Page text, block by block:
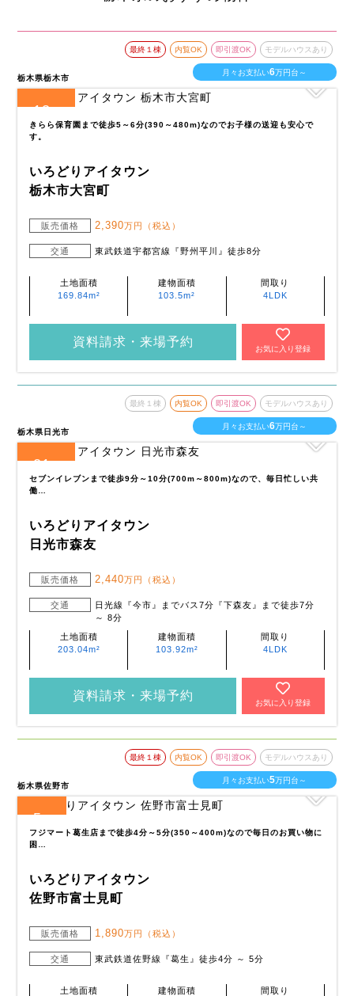
栃木県栃木市
最終１棟 内覧OK 即引渡OK モデルハウスあり
月々お支払い6万円台～
13
きらら保育園まで徒歩5～6分(390～480m)なのでお子様の送迎も安心で
す。
いろどりアイタウン
栃木市大宮町
販売価格 2,390万円（税込）
交通 東武鉄道宇都宮線『野州平川』徒歩8分
土地面積
169.84m²
建物面積
103.5m²
間取り
4LDK
資料請求・来場予約
お気に入り登録
栃木県日光市
最終１棟 内覧OK 即引渡OK モデルハウスあり
月々お支払い6万円台～
21
セブンイレブンまで徒歩9分～10分(700m～800m)なので、毎日忙しい共
働…
いろどりアイタウン
日光市森友
販売価格 2,440万円（税込）
交通
日光線『今市』までバス7分『下森友』まで徒歩7分
～ 8分
土地面積
203.04m²
建物面積
103.92m²
間取り
4LDK
資料請求・来場予約
お気に入り登録
栃木県佐野市
最終１棟 内覧OK 即引渡OK モデルハウスあり
月々お支払い5万円台～
5
フジマート葛生店まで徒歩4分～5分(350～400m)なので毎日のお買い物に
困…
いろどりアイタウン
佐野市富士見町
販売価格 1,890万円（税込）
交通 東武鉄道佐野線『葛生』徒歩4分 ～ 5分
土地面積
建物面積
間取り